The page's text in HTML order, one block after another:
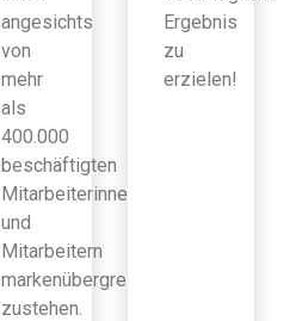
angesichts
von
mehr
als
400.000
beschäftigten
Mitarbeiterinnen
und
Mitarbeitern
markenübergreifend
zustehen.
Ergebnis
zu
erzielen!